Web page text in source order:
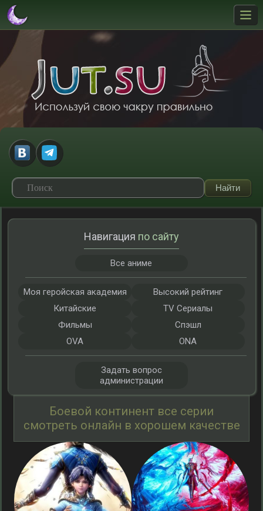
Боевой континент все серии
смотреть онлайн в хорошем качестве
Навигация по сайту
Все аниме
Моя геройская академия
Высокий рейтинг
Китайские
TV Сериалы
Фильмы
Спэшл
OVA
ONA
Задать вопрос
администрации